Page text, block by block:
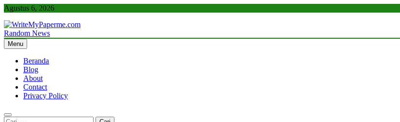
Skip
content
Agustus 6, 2026
WriteMyPaperme.com
Bisnis, Kuliner, Teknologi
Random News
Menu
Beranda
Blog
About
Contact
Privacy Policy
Cari